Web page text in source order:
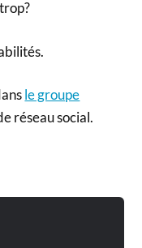
le groupe
réseau social.